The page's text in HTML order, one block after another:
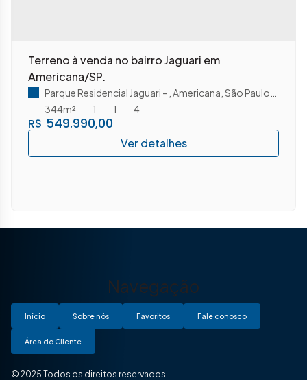
Terreno à venda no bairro Jaguari em
Americana/SP.
R$ 549.990,00
Parque Residencial Jaguari Americana São Paulo
1
1
344m² 4
Navegação
Início Sobre nós Favoritos Fale conosco
Área do Cliente
© 2025 Todos os direitos reservados